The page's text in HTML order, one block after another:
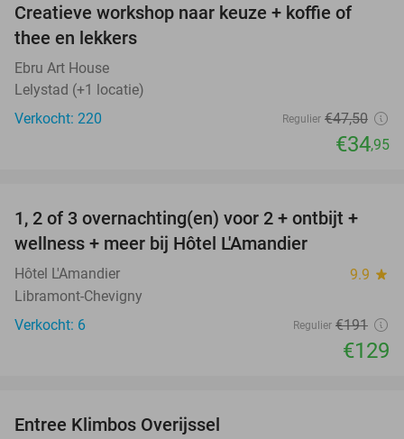
26%
Creatieve workshop naar keuze + koffie of
thee en lekkers
Ebru Art House
Lelystad (+1 locatie)
Verkocht: 220
Regulier €47,50
€34,95
32%
TODAY
1, 2 of 3 overnachting(en) voor 2 + ontbijt +
wellness + meer bij Hôtel L'Amandier
Hôtel L'Amandier 9.9 star
Libramont-Chevigny
Verkocht: 6
Regulier €191
€129
Entree Klimbos Overijssel